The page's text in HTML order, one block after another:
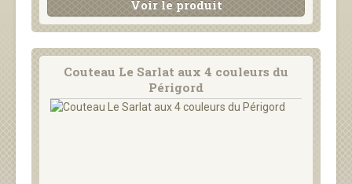
Voir le produit
Couteau Le Sarlat aux 4 couleurs du
Périgord